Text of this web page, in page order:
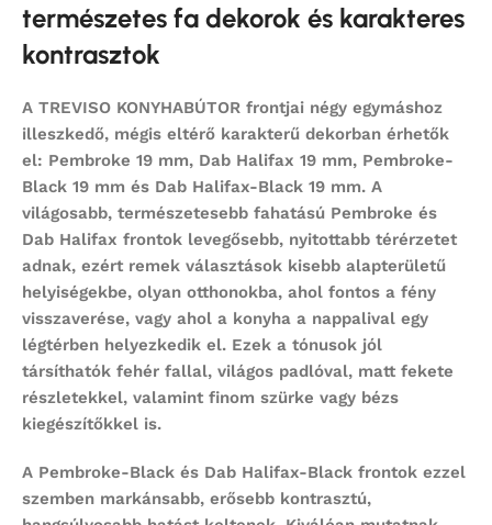
természetes fa dekorok és karakteres
kontrasztok
A TREVISO KONYHABÚTOR frontjai négy egymáshoz
illeszkedő, mégis eltérő karakterű dekorban érhetők
el: Pembroke 19 mm, Dab Halifax 19 mm, Pembroke-
Black 19 mm és Dab Halifax-Black 19 mm. A
világosabb, természetesebb fahatású Pembroke és
Dab Halifax frontok levegősebb, nyitottabb térérzetet
adnak, ezért remek választások kisebb alapterületű
helyiségekbe, olyan otthonokba, ahol fontos a fény
visszaverése, vagy ahol a konyha a nappalival egy
légtérben helyezkedik el. Ezek a tónusok jól
társíthatók fehér fallal, világos padlóval, matt fekete
részletekkel, valamint finom szürke vagy bézs
kiegészítőkkel is.
A Pembroke-Black és Dab Halifax-Black frontok ezzel
szemben markánsabb, erősebb kontrasztú,